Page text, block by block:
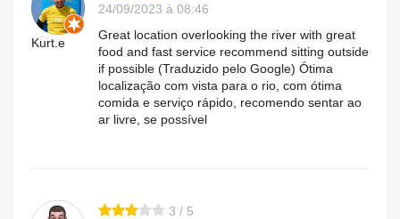
Kurt.e
24/09/2023 à 08:46
Great location overlooking the river with great
food and fast service recommend sitting outside
if possible (Traduzido pelo Google) Ótima
localização com vista para o rio, com ótima
comida e serviço rápido, recomendo sentar ao
ar livre, se possível
3 / 5